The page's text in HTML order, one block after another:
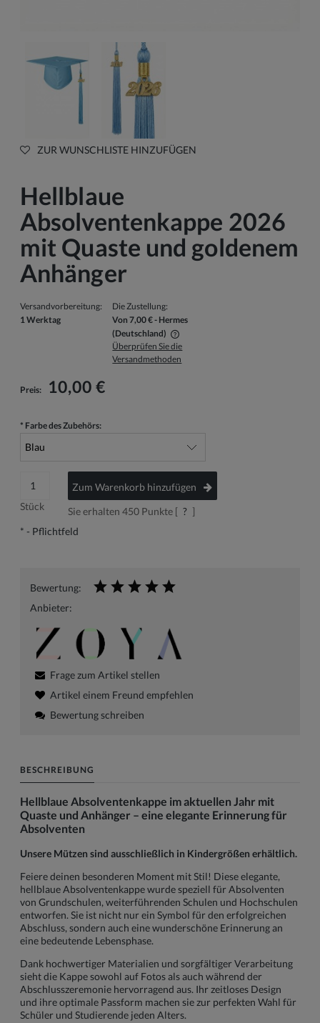
ZUR WUNSCHLISTE HINZUFÜGEN
Hellblaue
Absolventenkappe 2026
mit Quaste und goldenem
Anhänger
Versandvorbereitung:
1 Werktag
Die Zustellung:
Von 7,00 €- Hermes
(Deutschland)
Der Preis beinhaltet keine eventuellen Zahlungskosten
Überprüfen Sie die
Versandmethoden
Preis: 10,00 €
* Farbe des Zubehörs:
Stück
Zum Warenkorb hinzufügen
Sie erhalten 450Punkte [ ? ]
* - Pflichtfeld
Bewertung:
Anbieter:
Frage zum Artikel stellen
Artikel einem Freund empfehlen
Bewertung schreiben
BESCHREIBUNG
Hellblaue Absolventenkappe im aktuellen Jahr mit
Quaste und Anhänger – eine elegante Erinnerung für
Absolventen
Unsere Mützen sind ausschließlich in Kindergrößen erhältlich.
Feiere deinen besonderen Moment mit Stil! Diese elegante,
hellblaue Absolventenkappe wurde speziell für Absolventen
von Grundschulen, weiterführenden Schulen und Hochschulen
entworfen. Sie ist nicht nur ein Symbol für den erfolgreichen
Abschluss, sondern auch eine wunderschöne Erinnerung an
eine bedeutende Lebensphase.
Dank hochwertiger Materialien und sorgfältiger Verarbeitung
sieht die Kappe sowohl auf Fotos als auch während der
Abschlusszeremonie hervorragend aus. Ihr zeitloses Design
und ihre optimale Passform machen sie zur perfekten Wahl für
Schüler und Studierende jeden Alters.